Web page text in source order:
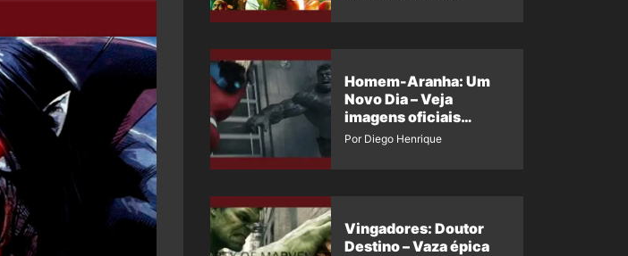
Homem-Aranha: Um
Novo Dia – Veja
imagens oficiais
descartadas do Hulk
Por Diego Henrique
Vingadores: Doutor
Destino – Vaza épica